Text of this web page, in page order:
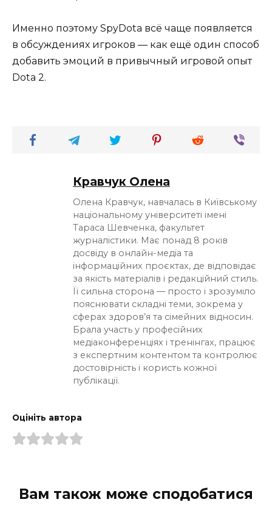
Именно поэтому SpyDota всё чаще появляется
в обсуждениях игроков — как ещё один способ
добавить эмоций в привычный игровой опыт
Dota 2.
Кравчук Олена
Олена Кравчук, навчалась в Київському
національному університеті імені
Тараса Шевченка, факультет
журналістики. Має понад 8 років
досвіду в онлайн-медіа та
інформаційних проєктах, де відповідає
за якість матеріалів і редакційний стиль.
Її сильна сторона — просто і зрозуміло
пояснювати складні теми, зокрема у
сферах здоров’я та сімейних відносин.
Брала участь у професійних
медіаконференціях і тренінгах, працює
з експертним контентом та контролює
достовірність і користь кожної
публікації.
Оцініть автора
Вам також може сподобатися